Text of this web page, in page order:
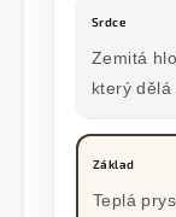
Srdce
Zemitá
který dělá
Základ
Teplá